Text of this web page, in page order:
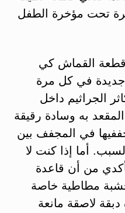
تحت مؤخرة الطفل
القماش كي
في كل مرة
الجراثيم داخل
به وسادة رقيقة
في المجفف بين
أما إذا كنت لا
من أن قاعدة
مطاطية خاصة
لاصقة مانعة